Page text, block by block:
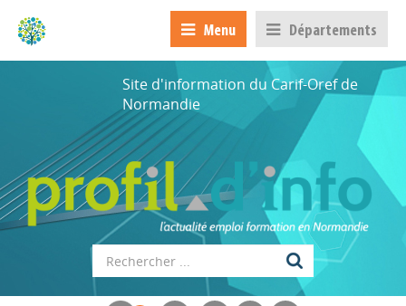
Menu Départements
Site d'information du Carif-Oref de
Normandie